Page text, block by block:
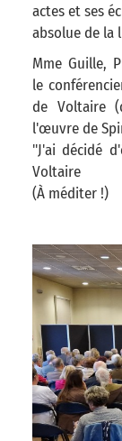
actes et ses
absolue de la
Mme Guille,
le
de Voltaire
l'œuvre de
"J'ai décidé
Voltaire
(À méditer !)